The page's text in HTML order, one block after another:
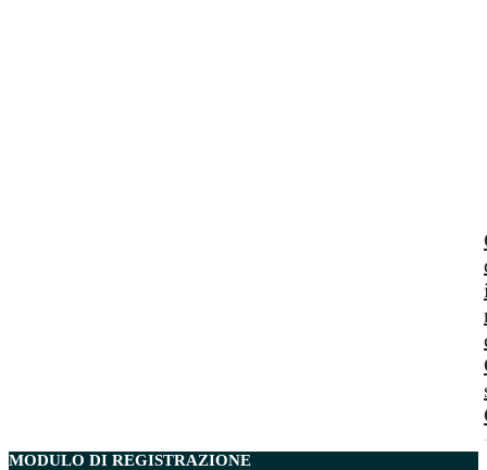
MODULO DI REGISTRAZIONE